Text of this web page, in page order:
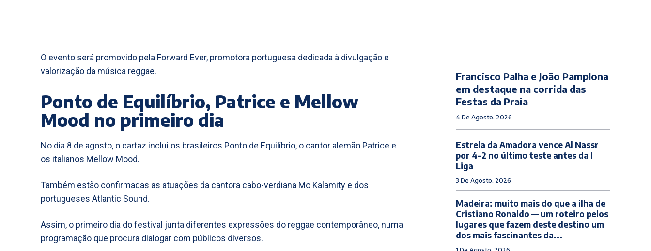
O evento será promovido pela Forward Ever, promotora portuguesa dedicada à divulgação e
valorização da música reggae.
Ponto de Equilíbrio, Patrice e Mellow
Mood no primeiro dia
No dia 8 de agosto, o cartaz inclui os brasileiros Ponto de Equilíbrio, o cantor alemão Patrice e
os italianos Mellow Mood.
Também estão confirmadas as atuações da cantora cabo-verdiana Mo Kalamity e dos
portugueses Atlantic Sound.
Assim, o primeiro dia do festival junta diferentes expressões do reggae contemporâneo, numa
programação que procura dialogar com públicos diversos.
Francisco Palha e João Pamplona
em destaque na corrida das
Festas da Praia
4 De Agosto, 2026
Estrela da Amadora vence Al Nassr
por 4-2 no último teste antes da I
Liga
3 De Agosto, 2026
Madeira: muito mais do que a ilha de
Cristiano Ronaldo — um roteiro pelos
lugares que fazem deste destino um
dos mais fascinantes da...